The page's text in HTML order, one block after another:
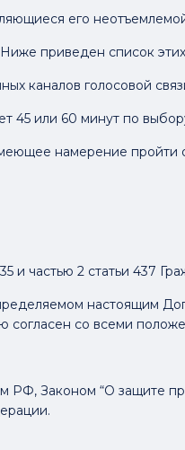
его
приведен список
каналов голосовой
45 или 60 минут по
намерение пройти
и частью 2 статьи 437
настоящим
согласен со всеми
РФ, Законом “О защите